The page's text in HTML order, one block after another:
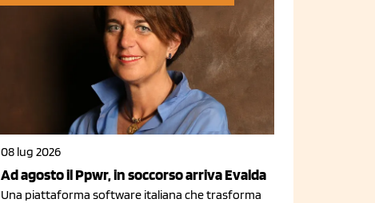
08 lug 2026
Ad agosto il Ppwr, in soccorso arriva Evalda
Una piattaforma software italiana che trasforma